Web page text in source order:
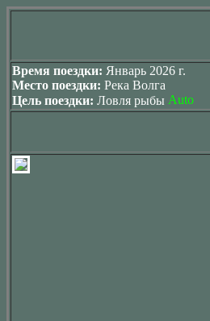
Время поездки: Январь 2026 г.
Место поездки: Река Волга
Цель поездки: Ловля рыбы